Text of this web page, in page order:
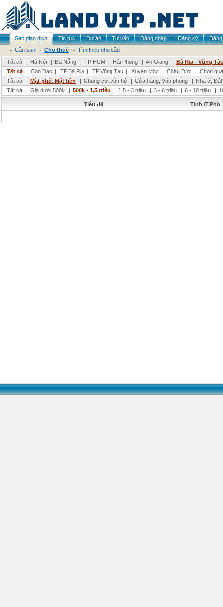
Sàn giao dịch Tin tức Dự án Tư vấn Đăng nhập Đăng ký
Đăng
Cần bán
Cho thuê
Tìm theo nhu cầu
Tất cả
| Hà Nội | Đà Nẵng | TP HCM | Hải Phòng | An Giang | Bà Rịa - Vũng Tàu
Tất cả | Côn Đảo | TP.Bà Rịa | TP.Vũng Tàu | Xuyên Mộc | Châu Đức |
Chọn
Tất cả
| Mặt phố, Mặt tiền | Chung cư ,căn hộ | Cửa hàng, Văn phòng | Nhà ở,
Tất cả
| Giá dưới 500k | 500k - 1,5 triệu | 1,5 - 3 triệu | 3 - 6 triệu | 6 - 10 triệu |
Tiêu đề Tỉnh /T.Phố